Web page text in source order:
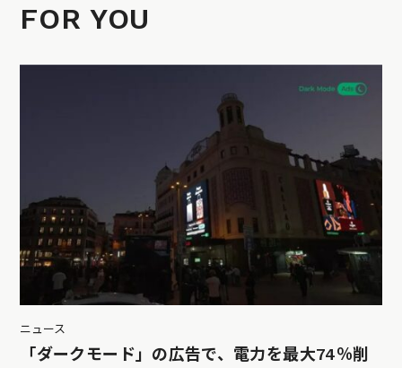
FOR YOU
ニュース
「ダークモード」の広告で、電力を最大74％削